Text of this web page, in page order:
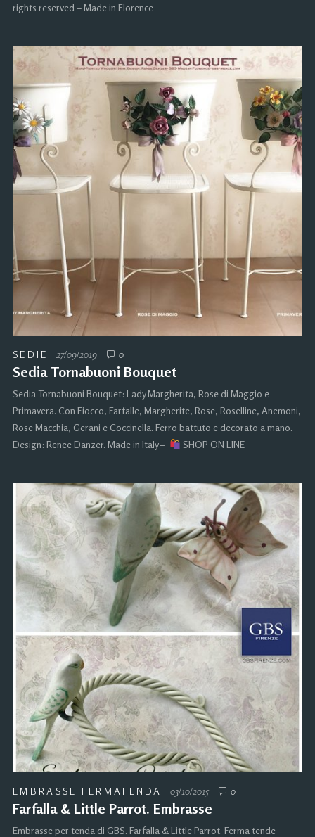
rights reserved – Made in Florence
SEDIE 27/09/2019 0
Sedia Tornabuoni Bouquet
Sedia Tornabuoni Bouquet: Lady Margherita, Rose di Maggio e
Primavera. Con Fiocco, Farfalle, Margherite, Rose, Roselline, Anemoni,
Rose Macchia, Gerani e Coccinella. Ferro battuto e decorato a mano.
Design: Renee Danzer. Made in Italy –
SHOP ON LINE
EMBRASSE FERMATENDA 03/10/2015 0
Farfalla & Little Parrot. Embrasse
Embrasse per tenda di GBS. Farfalla & Little Parrot. Ferma tende